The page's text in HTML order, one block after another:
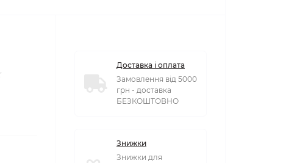
Доставка і оплата
Замовлення від 5000
грн - доставка
БЕЗКОШТОВНО
Знижки
Знижки для